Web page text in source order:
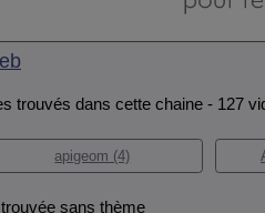
trouvés dans cette chaine - 127
apigeom (4)
sans thème